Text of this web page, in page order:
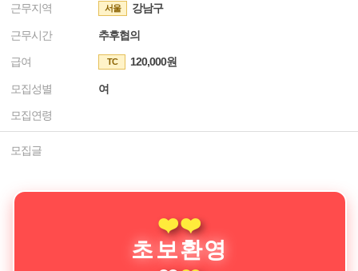
근무지역 서울 강남구
근무시간 추후협의
급여 TC 120,000원
모집성별 여
모집연령
모집글
❤️❤️
초보환영